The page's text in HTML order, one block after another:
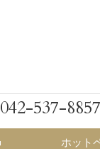
042-537-8857
ホット